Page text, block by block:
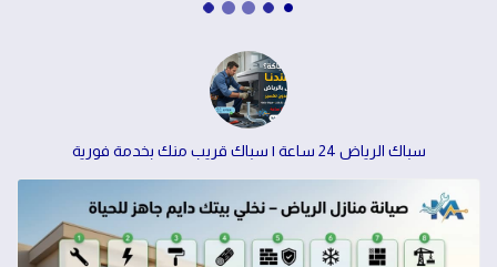
سباك الرياض 24 ساعة | سباك قريب منك بخدمة فورية